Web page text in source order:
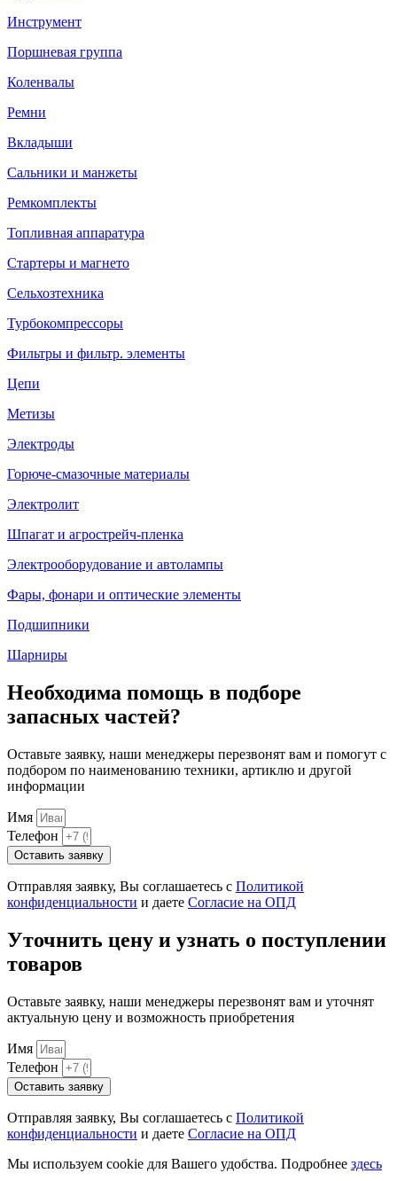
Инструмент
Поршневая группа
Коленвалы
Ремни
Вкладыши
Сальники и манжеты
Ремкомплекты
Топливная аппаратура
Стартеры и магнето
Сельхозтехника
Турбокомпрессоры
Фильтры и фильтр. элементы
Цепи
Метизы
Электроды
Горюче-смазочные материалы
Электролит
Шпагат и агрострейч-пленка
Электрооборудование и автолампы
Фары, фонари и оптические элементы
Подшипники
Шарниры
Необходима помощь в подборе
запасных частей?
Оставьте заявку, наши менеджеры перезвонят вам и помогут с
подбором по наименованию техники, артиклю и другой
информации
Имя
Телефон
Оставить заявку
Отправляя заявку, Вы соглашаетесь с Политикой
конфиденциальности и даете Согласие на ОПД
Уточнить цену и узнать о поступлении
товаров
Оставьте заявку, наши менеджеры перезвонят вам и уточнят
актуальную цену и возможность приобретения
Имя
Телефон
Оставить заявку
Отправляя заявку, Вы соглашаетесь с Политикой
конфиденциальности и даете Согласие на ОПД
Мы используем cookie для Вашего удобства. Подробнее здесь